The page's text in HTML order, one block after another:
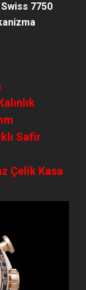
7750
Safir
Çelik Kasa